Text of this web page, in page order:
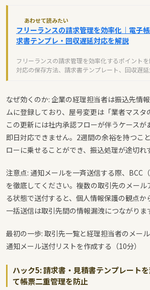
あわせて読みたい
フリーランスの請求管理を効率化｜電子
求書テンプレ・回収遅延対応を解説
フリーランスの請求管理を効率化するポイントを
対応の保存方法、請求書テンプレート、回収遅
なぜ効くのか: 企業の経理担当者は振込先情
ムに登録しており、屋号変更は「業者マスタ
この更新には社内承認フローが伴うケースが
即日対応できません。2週間の余裕を持つこ
ローに乗せることができ、振込処理が途切れ
注意点: 通知メールを一斉送信する際、BCC
を徹底してください。複数の取引先のメー
る状態で送付すると、個人情報保護の観点か
一括送信は取引先間の情報漏洩につながりま
最初の一歩: 取引先一覧と経理担当者のメール
通知メール送付リストを作成する（10分）
ハック5: 請求書・見積書テンプレート
て帳票二重管理を防止